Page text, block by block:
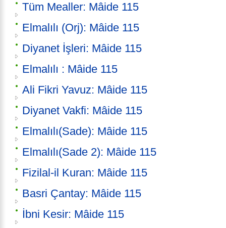
Tüm Mealler: Mâide 115
Elmalılı (Orj): Mâide 115
Diyanet İşleri: Mâide 115
Elmalılı : Mâide 115
Ali Fikri Yavuz: Mâide 115
Diyanet Vakfi: Mâide 115
Elmalılı(Sade): Mâide 115
Elmalılı(Sade 2): Mâide 115
Fizilal-il Kuran: Mâide 115
Basri Çantay: Mâide 115
İbni Kesir: Mâide 115